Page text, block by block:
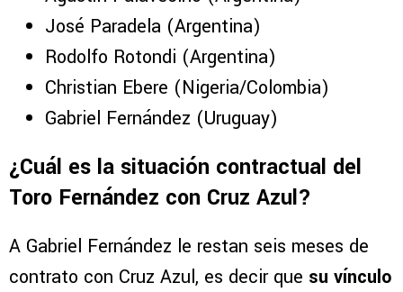
José Paradela (Argentina)
Rodolfo Rotondi (Argentina)
Christian Ebere (Nigeria/Colombia)
Gabriel Fernández (Uruguay)
¿Cuál es la situación contractual del
Toro Fernández con Cruz Azul?
A Gabriel Fernández le restan seis meses de
contrato con Cruz Azul, es decir que su vínculo